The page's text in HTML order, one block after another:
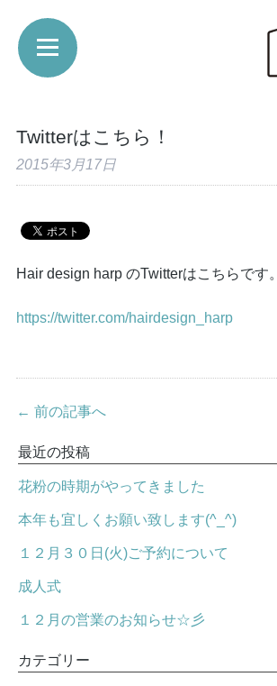
Twitterはこちら！
2015年3月17日
Hair design harp のTwitterはこちらです。
https://twitter.com/hairdesign_harp
← 前の記事へ
最近の投稿
花粉の時期がやってきました
本年も宜しくお願い致します(^_^)
１２月３０日(火)ご予約について
成人式
１２月の営業のお知らせ☆彡
カテゴリー